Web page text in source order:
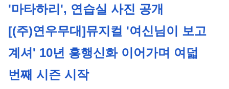
'마타하리', 연습실 사진 공개
[(주)연우무대]뮤지컬 '여신님이 보고
계셔' 10년 흥행신화 이어가며 여덟
번째 시즌 시작